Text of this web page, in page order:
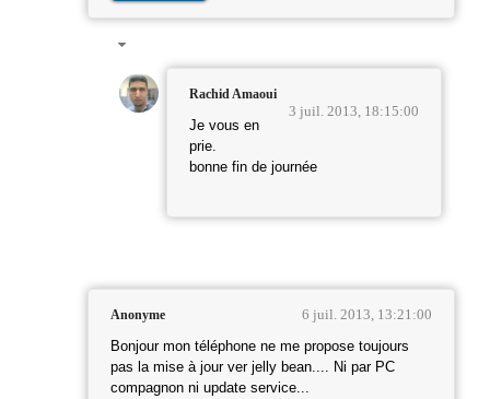
Rachid Amaoui
3 juil. 2013, 18:15:00
Je vous en
prie.
bonne fin de journée
Anonyme 6 juil. 2013, 13:21:00
Bonjour mon téléphone ne me propose toujours
pas la mise à jour ver jelly bean.... Ni par PC
compagnon ni update service...